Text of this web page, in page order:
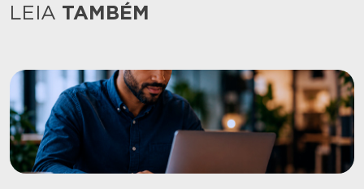
LEIA TAMBÉM